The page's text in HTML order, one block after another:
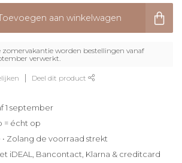
aan winkelwagen
zomervakantie worden bestellingen vanaf
verwerkt.
Deel dit product
1 september
= écht op
Zolang de voorraad strekt
iDEAL, Bancontact, Klarna & creditcard